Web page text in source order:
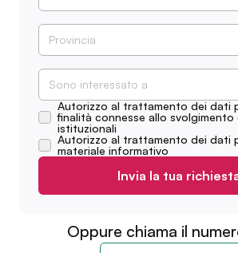
Sono interessato a
Autorizzo al trattamento dei dati
finalità connesse allo
istituzionali
Autorizzo al trattamento dei dati
materiale informativo
Invia la tua
Oppure chiama il